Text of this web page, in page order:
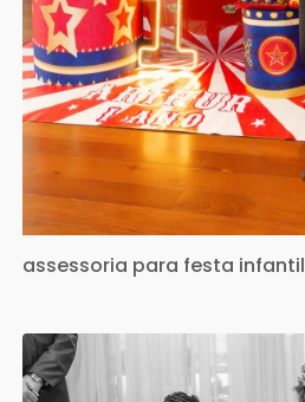
assessoria para festa infantil